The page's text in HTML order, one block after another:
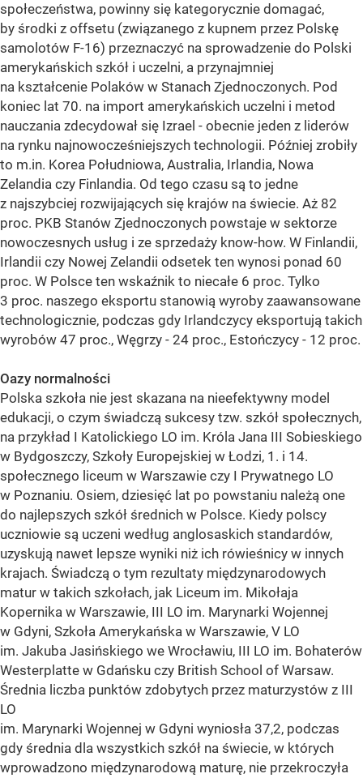
społeczeństwa, powinny się kategorycznie domagać,
by środki z offsetu (związanego z kupnem przez Polskę
samolotów F-16) przeznaczyć na sprowadzenie do Polski
amerykańskich szkół i uczelni, a przynajmniej
na kształcenie Polaków w Stanach Zjednoczonych. Pod
koniec lat 70. na import amerykańskich uczelni i metod
nauczania zdecydował się Izrael - obecnie jeden z liderów
na rynku najnowocześniejszych technologii. Później zrobiły
to m.in. Korea Południowa, Australia, Irlandia, Nowa
Zelandia czy Finlandia. Od tego czasu są to jedne
z najszybciej rozwijających się krajów na świecie. Aż 82
proc. PKB Stanów Zjednoczonych powstaje w sektorze
nowoczesnych usług i ze sprzedaży know-how. W Finlandii,
Irlandii czy Nowej Zelandii odsetek ten wynosi ponad 60
proc. W Polsce ten wskaźnik to niecałe 6 proc. Tylko
3 proc. naszego eksportu stanowią wyroby zaawansowane
technologicznie, podczas gdy Irlandczycy eksportują takich
wyrobów 47 proc., Węgrzy - 24 proc., Estończycy - 12 proc.
Oazy normalności
Polska szkoła nie jest skazana na nieefektywny model
edukacji, o czym świadczą sukcesy tzw. szkół społecznych,
na przykład I Katolickiego LO im. Króla Jana III Sobieskiego
w Bydgoszczy, Szkoły Europejskiej w Łodzi, 1. i 14.
społecznego liceum w Warszawie czy I Prywatnego LO
w Poznaniu. Osiem, dziesięć lat po powstaniu należą one
do najlepszych szkół średnich w Polsce. Kiedy polscy
uczniowie są uczeni według anglosaskich standardów,
uzyskują nawet lepsze wyniki niż ich rówieśnicy w innych
krajach. Świadczą o tym rezultaty międzynarodowych
matur w takich szkołach, jak Liceum im. Mikołaja
Kopernika w Warszawie, III LO im. Marynarki Wojennej
w Gdyni, Szkoła Amerykańska w Warszawie, V LO
im. Jakuba Jasińskiego we Wrocławiu, III LO im. Bohaterów
Westerplatte w Gdańsku czy British School of Warsaw.
Średnia liczba punktów zdobytych przez maturzystów z III
LO
im. Marynarki Wojennej w Gdyni wyniosła 37,2, podczas
gdy średnia dla wszystkich szkół na świecie, w których
wprowadzono międzynarodową maturę, nie przekroczyła